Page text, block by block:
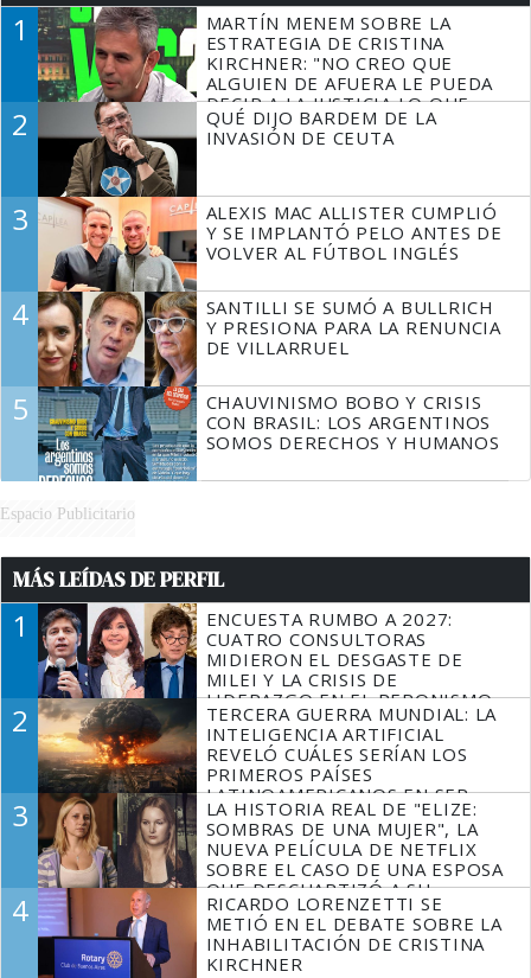
1
MARTÍN MENEM SOBRE LA
ESTRATEGIA DE CRISTINA
KIRCHNER: "NO CREO QUE
ALGUIEN DE AFUERA LE PUEDA
DECIR A LA JUSTICIA LO QUE
TIENE QUE HACER"
2
QUÉ DIJO BARDEM DE LA
INVASIÓN DE CEUTA
3
ALEXIS MAC ALLISTER CUMPLIÓ
Y SE IMPLANTÓ PELO ANTES DE
VOLVER AL FÚTBOL INGLÉS
4
SANTILLI SE SUMÓ A BULLRICH
Y PRESIONA PARA LA RENUNCIA
DE VILLARRUEL
5
CHAUVINISMO BOBO Y CRISIS
CON BRASIL: LOS ARGENTINOS
SOMOS DERECHOS Y HUMANOS
Espacio Publicitario
MÁS LEÍDAS DE PERFIL
1
ENCUESTA RUMBO A 2027:
CUATRO CONSULTORAS
MIDIERON EL DESGASTE DE
MILEI Y LA CRISIS DE
LIDERAZGO EN EL PERONISMO
2
TERCERA GUERRA MUNDIAL: LA
INTELIGENCIA ARTIFICIAL
REVELÓ CUÁLES SERÍAN LOS
PRIMEROS PAÍSES
LATINOAMERICANOS EN SER
DERROTADOS
3
LA HISTORIA REAL DE "ELIZE:
SOMBRAS DE UNA MUJER", LA
NUEVA PELÍCULA DE NETFLIX
SOBRE EL CASO DE UNA ESPOSA
QUE DESCUARTIZÓ A SU
MARIDO
4
RICARDO LORENZETTI SE
METIÓ EN EL DEBATE SOBRE LA
INHABILITACIÓN DE CRISTINA
KIRCHNER